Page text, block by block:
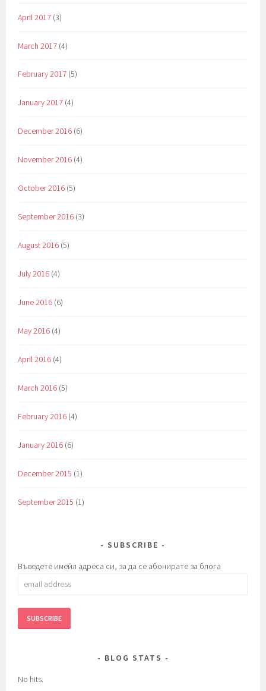
April 2017 (3)
March 2017 (4)
February 2017 (5)
January 2017 (4)
December 2016 (6)
November 2016 (4)
October 2016 (5)
September 2016 (3)
August 2016 (5)
July 2016 (4)
June 2016 (6)
May 2016 (4)
April 2016 (4)
March 2016 (5)
February 2016 (4)
January 2016 (6)
December 2015 (1)
September 2015 (1)
SUBSCRIBE
Въведете имейл адреса си, за да се абонирате за блога
email
BLOG STATS
No hits.